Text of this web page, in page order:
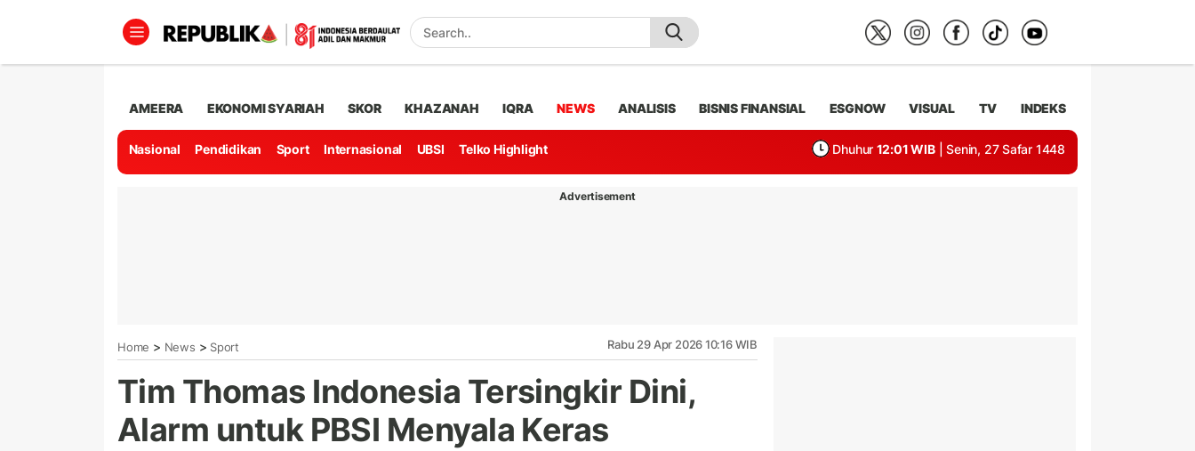
AMEERA EKONOMI SYARIAH SKOR KHAZANAH IQRA NEWS ANALISIS BISNIS FINANSIAL ESGNOW VISUAL TV INDEKS
Nasional Pendidikan Sport Internasional UBSI Telko Highlight Dhuhur 12:01 WIB | Senin, 27 Safar 1448
Advertisement
Home > News > Sport Rabu 29 Apr 2026 10:16 WIB
Tim Thomas Indonesia Tersingkir Dini,
Alarm untuk PBSI Menyala Keras